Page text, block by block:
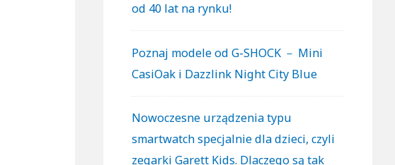
od 40 lat na rynku!
Poznaj modele od G-SHOCK － Mini
CasiOak i Dazzlink Night City Blue
Nowoczesne urządzenia typu
smartwatch specjalnie dla dzieci, czyli
zegarki Garett Kids. Dlaczego są tak